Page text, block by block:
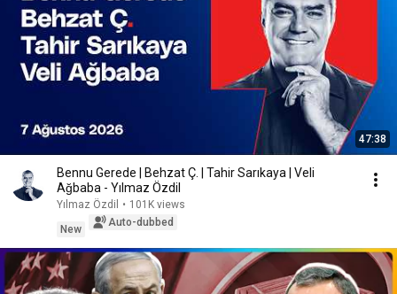
47:38
Bennu Gerede | Behzat Ç. | Tahir Sarıkaya | Veli
Ağbaba - Yılmaz Özdil
Yılmaz Özdil • 101K views
New
Auto-dubbed